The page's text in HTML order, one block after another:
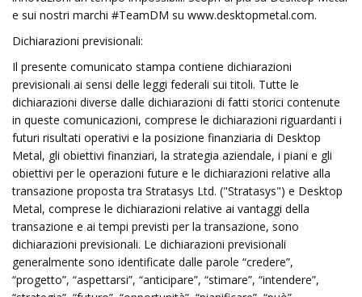
e sui nostri marchi #TeamDM su www.desktopmetal.com.
Dichiarazioni previsionali:
Il presente comunicato stampa contiene dichiarazioni
previsionali ai sensi delle leggi federali sui titoli. Tutte le
dichiarazioni diverse dalle dichiarazioni di fatti storici contenute
in queste comunicazioni, comprese le dichiarazioni riguardanti i
futuri risultati operativi e la posizione finanziaria di Desktop
Metal, gli obiettivi finanziari, la strategia aziendale, i piani e gli
obiettivi per le operazioni future e le dichiarazioni relative alla
transazione proposta tra Stratasys Ltd. ("Stratasys") e Desktop
Metal, comprese le dichiarazioni relative ai vantaggi della
transazione e ai tempi previsti per la transazione, sono
dichiarazioni previsionali. Le dichiarazioni previsionali
generalmente sono identificate dalle parole “credere”,
“progetto”, “aspettarsi”, “anticipare”, “stimare”, “intendere”,